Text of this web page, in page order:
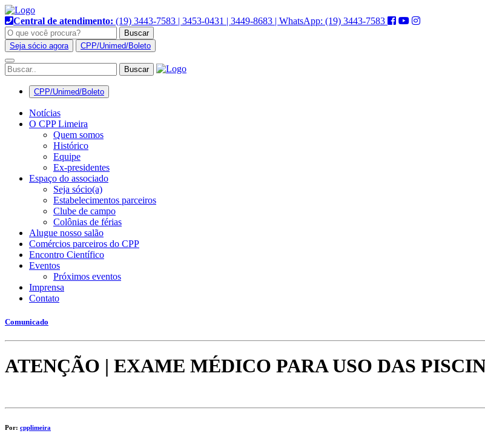
Pular
para
o
conteúdo
Central de atendimento: (19) 3443-7583 | 3453-0431 | 3449-8683 | WhatsApp: (19) 3443-7583
Buscar
Seja sócio agora
CPP/Unimed/Boleto
Alternar
navegação
CPP/Unimed/Boleto
Notícias
O CPP Limeira
Quem somos
Histórico
Equipe
Ex-presidentes
Espaço do associado
Seja sócio(a)
Estabelecimentos parceiros
Clube de campo
Colônias de férias
Alugue nosso salão
Comércios parceiros do CPP
Encontro Científico
Eventos
Próximos eventos
Imprensa
Contato
Comunicado
ATENÇÃO | EXAME MÉDICO PARA USO DAS
Por: cpplimeira